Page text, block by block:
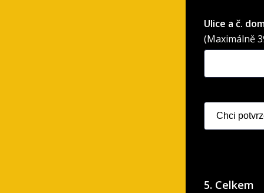
Ulice a č.
(Maximálně
5. Celkem